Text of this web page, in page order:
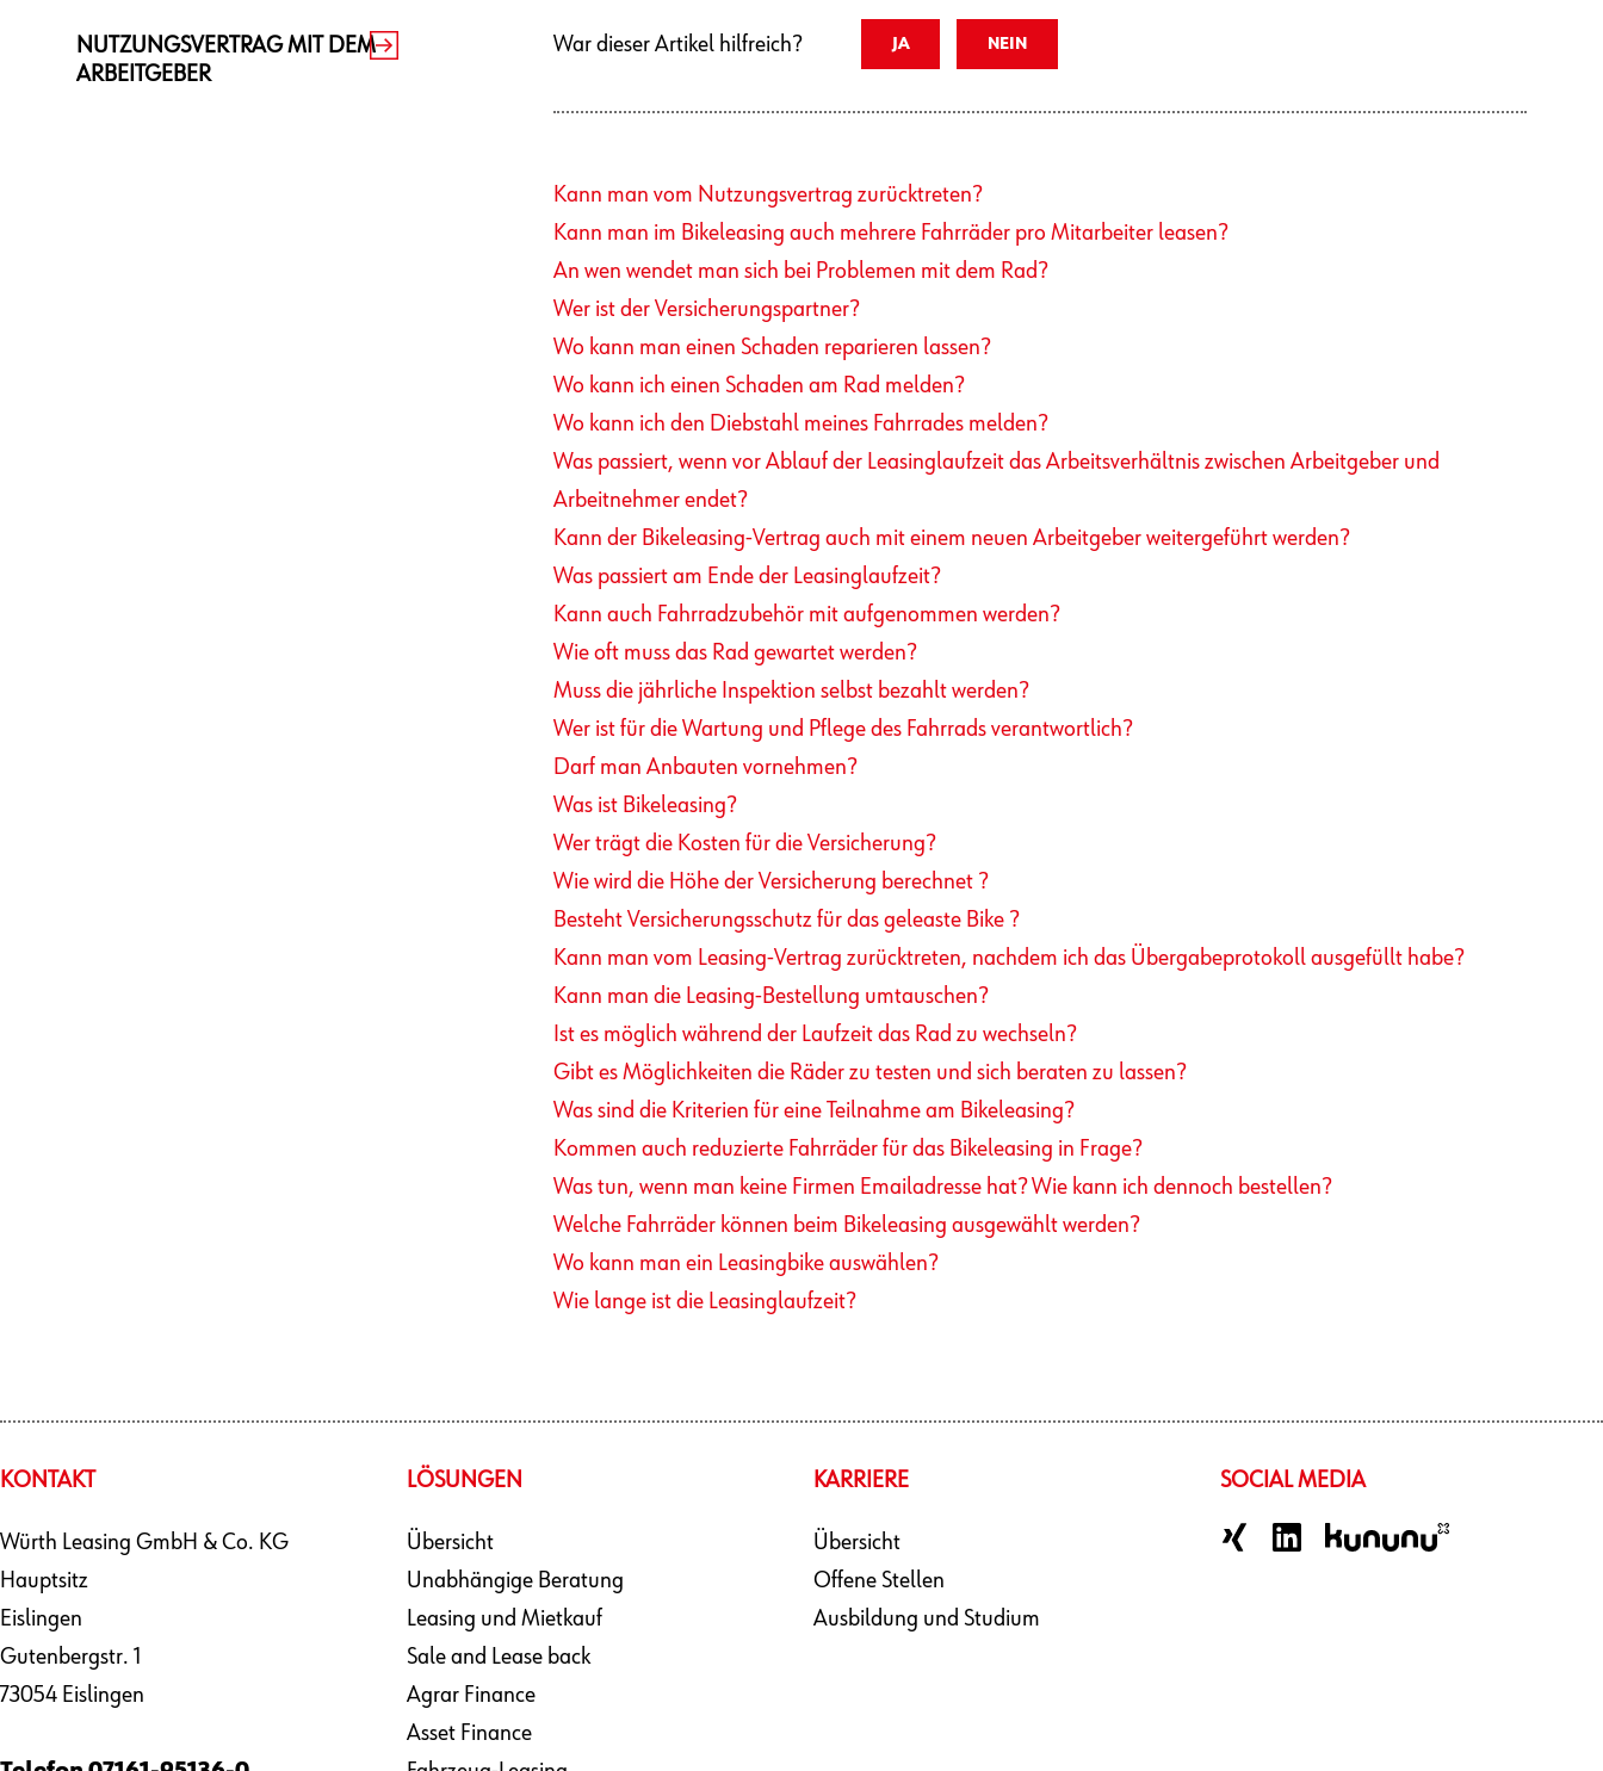
War dieser Artikel hilfreich? JA NEIN
Kann man vom Nutzungsvertrag zurücktreten?
Kann man im Bikeleasing auch mehrere Fahrräder pro Mitarbeiter leasen?
An wen wendet man sich bei Problemen mit dem Rad?
Wer ist der Versicherungspartner?
Wo kann man einen Schaden reparieren lassen?
Wo kann ich einen Schaden am Rad melden?
Wo kann ich den Diebstahl meines Fahrrades melden?
Was passiert, wenn vor Ablauf der Leasinglaufzeit das Arbeitsverhältnis zwischen Arbeitgeber und
Arbeitnehmer endet?
Kann der Bikeleasing-Vertrag auch mit einem neuen Arbeitgeber weitergeführt werden?
Was passiert am Ende der Leasinglaufzeit?
Kann auch Fahrradzubehör mit aufgenommen werden?
Wie oft muss das Rad gewartet werden?
Muss die jährliche Inspektion selbst bezahlt werden?
Wer ist für die Wartung und Pflege des Fahrrads verantwortlich?
Darf man Anbauten vornehmen?
Was ist Bikeleasing?
Wer trägt die Kosten für die Versicherung?
Wie wird die Höhe der Versicherung berechnet ?
Besteht Versicherungsschutz für das geleaste Bike ?
Kann man vom Leasing-Vertrag zurücktreten, nachdem ich das Übergabeprotokoll ausgefüllt habe?
Kann man die Leasing-Bestellung umtauschen?
Ist es möglich während der Laufzeit das Rad zu wechseln?
Gibt es Möglichkeiten die Räder zu testen und sich beraten zu lassen?
Was sind die Kriterien für eine Teilnahme am Bikeleasing?
Kommen auch reduzierte Fahrräder für das Bikeleasing in Frage?
Was tun, wenn man keine Firmen Emailadresse hat? Wie kann ich dennoch bestellen?
Welche Fahrräder können beim Bikeleasing ausgewählt werden?
Wo kann man ein Leasingbike auswählen?
Wie lange ist die Leasinglaufzeit?
NUTZUNGSVERTRAG MIT DEM
ARBEITGEBER
KONTAKT
Würth Leasing GmbH & Co. KG
Hauptsitz
Eislingen
Gutenbergstr. 1
73054 Eislingen
LÖSUNGEN
Übersicht
Unabhängige Beratung
Leasing und Mietkauf
Sale and Lease back
Agrar Finance
Asset Finance
KARRIERE
Übersicht
Offene Stellen
Ausbildung und Studium
SOCIAL MEDIA